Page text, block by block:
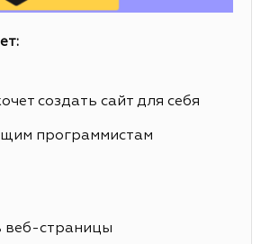
создать сайт для себя
программистам
веб-страницы